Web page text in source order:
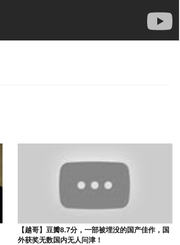
【越哥】豆瓣8.7分，一部被埋没的国产佳作，国
外获奖无数国内无人问津！